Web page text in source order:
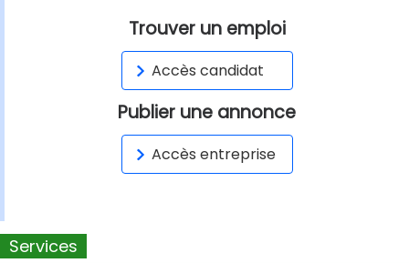
Trouver un emploi
Accès candidat
Publier une annonce
Accès entreprise
Services